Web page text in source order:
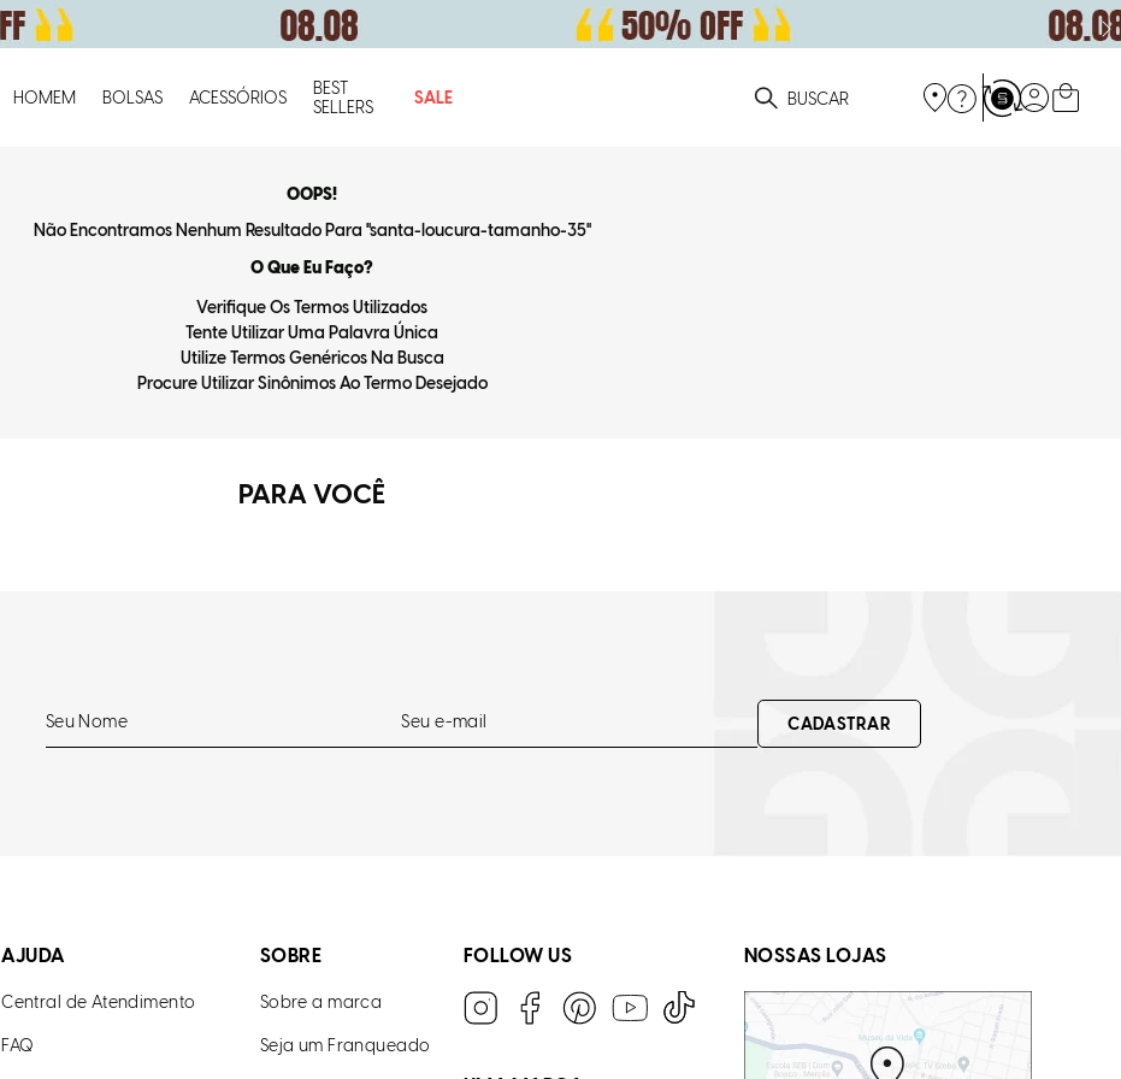
HOMEM BOLSAS ACESSÓRIOS
BEST
SELLERS
SALE O que você está procurando?
OOPS!
Não Encontramos Nenhum Resultado Para "santa-loucura-tamanho-35"
O Que Eu Faço?
Verifique Os Termos Utilizados
Tente Utilizar Uma Palavra Única
Utilize Termos Genéricos Na Busca
Procure Utilizar Sinônimos Ao Termo Desejado
PARA VOCÊ
CADASTRAR
AJUDA
Central de Atendimento
FAQ
SOBRE
Sobre a marca
Seja um Franqueado
FOLLOW US NOSSAS LOJAS